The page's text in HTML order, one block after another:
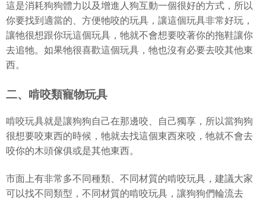
這是消耗狗狗體力以及增進人狗互動一個很好的方式，所以
你要找到適當的、方便牠咬的玩具，讓這個玩具非常好玩，
讓牠很想跟你玩這個玩具，牠就不會想要咬著你的拖鞋讓你
去追牠。如果牠很喜歡這個玩具，牠也沒有必要去咬其他東
西。
二、啃咬類寵物玩具
啃咬玩具就是讓狗狗自己在那邊咬、自己獨享，所以當狗狗
很想要咬東西的時候，牠就去找這個東西來咬，牠就不會去
咬你的木頭傢俱或是其他東西。
市面上有非常多不同種類、不同材質的啃咬玩具，建議大家
可以找不同類型，不同材質的啃咬玩具，讓狗狗們輪流去